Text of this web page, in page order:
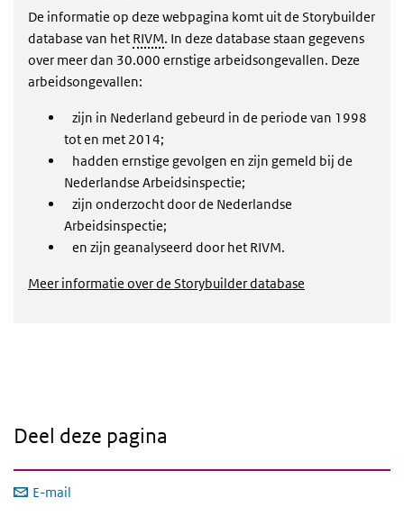
De informatie op deze webpagina komt uit de Storybuilder
database van het RIVM. In deze database staan gegevens
over meer dan 30.000 ernstige arbeidsongevallen. Deze
arbeidsongevallen:
zijn in Nederland gebeurd in de periode van 1998
tot en met 2014;
hadden ernstige gevolgen en zijn gemeld bij de
Nederlandse Arbeidsinspectie;
zijn onderzocht door de Nederlandse
Arbeidsinspectie;
en zijn geanalyseerd door het RIVM.
Meer informatie over de Storybuilder database
Deel deze pagina
E-mail